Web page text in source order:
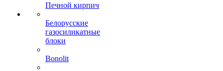
Печной кирпич
Белорусские
газосиликатные
блоки
Bonolit